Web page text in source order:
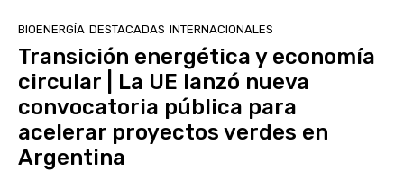
BIOENERGÍA DESTACADAS INTERNACIONALES
Transición energética y economía
circular | La UE lanzó nueva
convocatoria pública para
acelerar proyectos verdes en
Argentina